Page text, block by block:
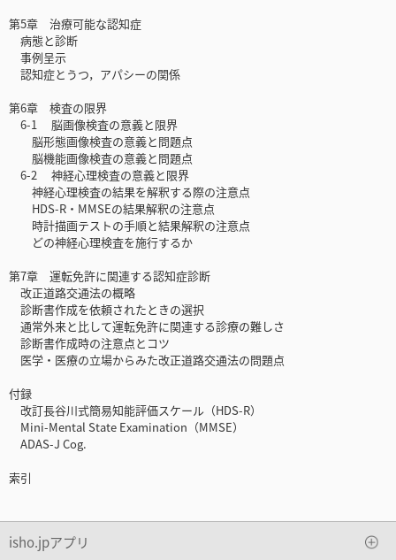
第5章 治療可能な認知症
病態と診断
事例呈示
認知症とうつ，アパシーの関係
第6章 検査の限界
6-1 脳画像検査の意義と限界
脳形態画像検査の意義と問題点
脳機能画像検査の意義と問題点
6-2 神経心理検査の意義と限界
神経心理検査の結果を解釈する際の注意点
HDS-R・MMSEの結果解釈の注意点
時計描画テストの手順と結果解釈の注意点
どの神経心理検査を施行するか
第7章 運転免許に関連する認知症診断
改正道路交通法の概略
診断書作成を依頼されたときの選択
通常外来と比して運転免許に関連する診療の難しさ
診断書作成時の注意点とコツ
医学・医療の立場からみた改正道路交通法の問題点
付録
改訂長谷川式簡易知能評価スケール（HDS-R）
Mini-Mental State Examination（MMSE）
ADAS-J Cog.
索引
isho.jpアプリ